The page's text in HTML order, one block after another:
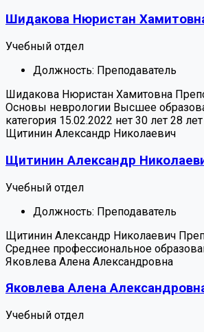
Шидакова Нюристан
Учебный отдел
Должность: Преподаватель
Шидакова Нюристан Хамитовна
Основы неврологии Высшее
категория 15.02.2022 нет 30 лет 28 лет
Щитинин Александр Николаевич
Щитинин Александр
Учебный отдел
Должность: Преподаватель
Щитинин Александр Николаевич
Среднее профессиональное
Яковлева Алена Александровна
Яковлева Алена
Учебный отдел